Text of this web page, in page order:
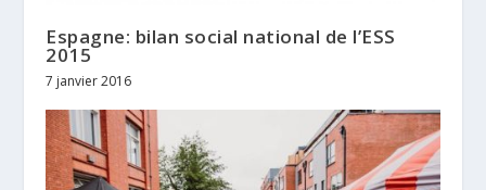
Espagne: bilan social national de l’ESS
2015
7 janvier 2016